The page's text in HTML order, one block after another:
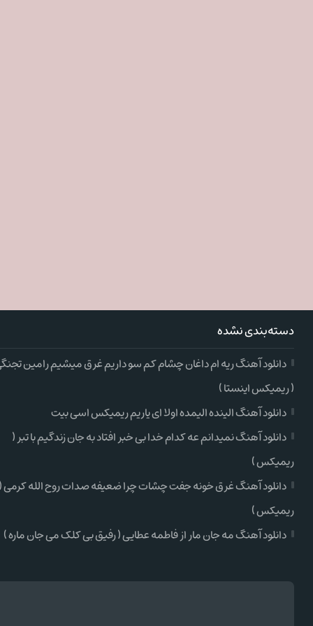
دسته‌بندی نشده
دانلود آهنگ ریه ام داغان چشام کم سو داریم غرق میشیم رامین
( ریمیکس اینستا )
دانلود آهنگ الینده الیمده اولا ای یاریم ریمیکس اسی بیت
دانلود آهنگ نمیدانم عه کدام خدا بی خبر افتاد به جان زندگیم با تبر (
ریمیکس )
دانلود آهنگ غرق خونه جفت چشات چرا ضعیفه صدات روح الله کرمی (
ریمیکس )
دانلود آهنگ مه جان مار از فاطمه عطایی ( رفیق بی کلک می جان ماره )